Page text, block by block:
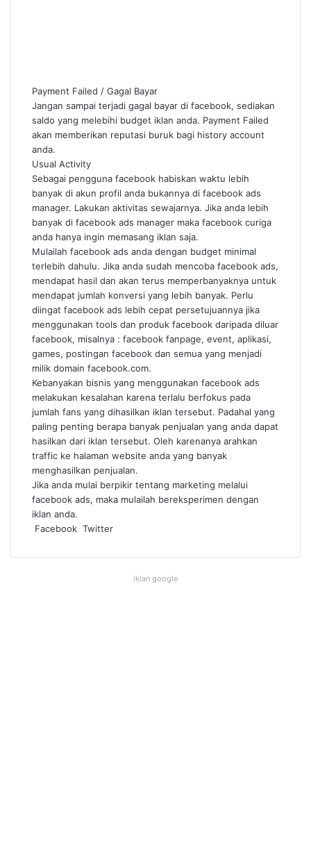
Payment Failed / Gagal Bayar
Jangan sampai terjadi gagal bayar di facebook, sediakan
saldo yang melebihi budget iklan anda. Payment Failed
akan memberikan reputasi buruk bagi history account
anda.
Usual Activity
Sebagai pengguna facebook habiskan waktu lebih
banyak di akun profil anda bukannya di facebook ads
manager. Lakukan aktivitas sewajarnya. Jika anda lebih
banyak di facebook ads manager maka facebook curiga
anda hanya ingin memasang iklan saja.
Mulailah facebook ads anda dengan budget minimal
terlebih dahulu. Jika anda sudah mencoba facebook ads,
mendapat hasil dan akan terus memperbanyaknya untuk
mendapat jumlah konversi yang lebih banyak. Perlu
diingat facebook ads lebih cepat persetujuannya jika
menggunakan tools dan produk facebook daripada diluar
facebook, misalnya : facebook fanpage, event, aplikasi,
games, postingan facebook dan semua yang menjadi
milik domain facebook.com.
Kebanyakan bisnis yang menggunakan facebook ads
melakukan kesalahan karena terlalu berfokus pada
jumlah fans yang dihasilkan iklan tersebut. Padahal yang
paling penting berapa banyak penjualan yang anda dapat
hasilkan dari iklan tersebut. Oleh karenanya arahkan
traffic ke halaman website anda yang banyak
menghasilkan penjualan.
Jika anda mulai berpikir tentang marketing melalui
facebook ads, maka mulailah bereksperimen dengan
iklan anda.
Facebook Twitter
Email
iklan google